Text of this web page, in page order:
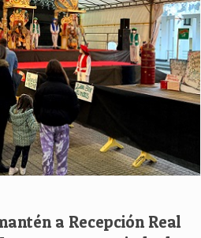
a Recepción Real